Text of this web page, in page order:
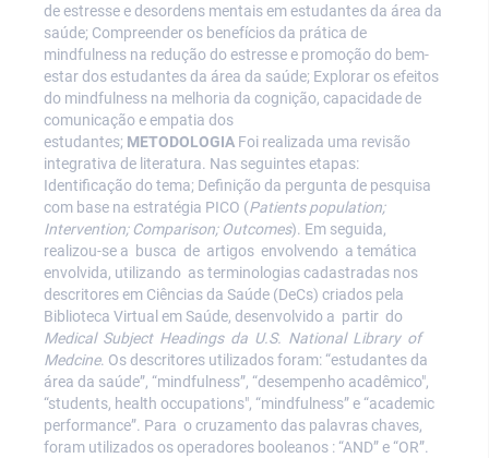
de estresse e desordens mentais em estudantes da área da
saúde; Compreender os benefícios da prática de
mindfulness na redução do estresse e promoção do bem-
estar dos estudantes da área da saúde; Explorar os efeitos
do mindfulness na melhoria da cognição, capacidade de
comunicação e empatia dos
estudantes; METODOLOGIA Foi realizada uma revisão
integrativa de literatura. Nas seguintes etapas:
Identificação do tema; Definição da pergunta de pesquisa
com base na estratégia PICO (Patients population;
Intervention; Comparison; Outcomes). Em seguida,
realizou-se a busca de artigos envolvendo a temática
envolvida, utilizando as terminologias cadastradas nos
descritores em Ciências da Saúde (DeCs) criados pela
Biblioteca Virtual em Saúde, desenvolvido a partir do
Medical Subject Headings da U.S. National Library of
Medcine. Os descritores utilizados foram: “estudantes da
área da saúde”, “mindfulness”, “desempenho acadêmico",
“students, health occupations", “mindfulness” e “academic
performance”. Para o cruzamento das palavras chaves,
foram utilizados os operadores booleanos : “AND” e “OR”.